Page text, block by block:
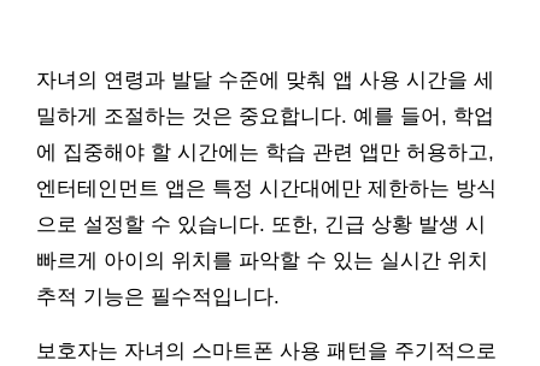
자녀의 연령과 발달 수준에 맞춰 앱 사용 시간을 세
밀하게 조절하는 것은 중요합니다. 예를 들어, 학업
에 집중해야 할 시간에는 학습 관련 앱만 허용하고,
엔터테인먼트 앱은 특정 시간대에만 제한하는 방식
으로 설정할 수 있습니다. 또한, 긴급 상황 발생 시
빠르게 아이의 위치를 파악할 수 있는 실시간 위치
추적 기능은 필수적입니다.
보호자는 자녀의 스마트폰 사용 패턴을 주기적으로